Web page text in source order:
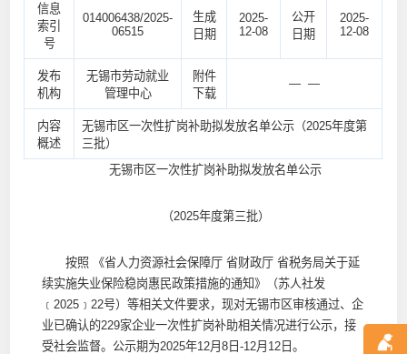
信息
索引
号
014006438/2025-
06515
生成
日期
2025-
12-08
公开
日期
2025-
12-08
发布
机构
无锡市劳动就业
管理中心
附件
下载
— —
内容
概述
无锡市区一次性扩岗补助拟发放名单公示（2025年度第
三批）
无锡市区一次性扩岗补助拟发放名单公示
（2025年度第三批）
按照 《省人力资源社会保障厅 省财政厅 省税务局关于延
续实施失业保险稳岗惠民政策措施的通知》（苏人社发
﹝2025﹞22号）等相关文件要求，现对无锡市区审核通过、企
业已确认的229家企业一次性扩岗补助相关情况进行公示，接
受社会监督。公示期为2025年12月8日-12月12日。